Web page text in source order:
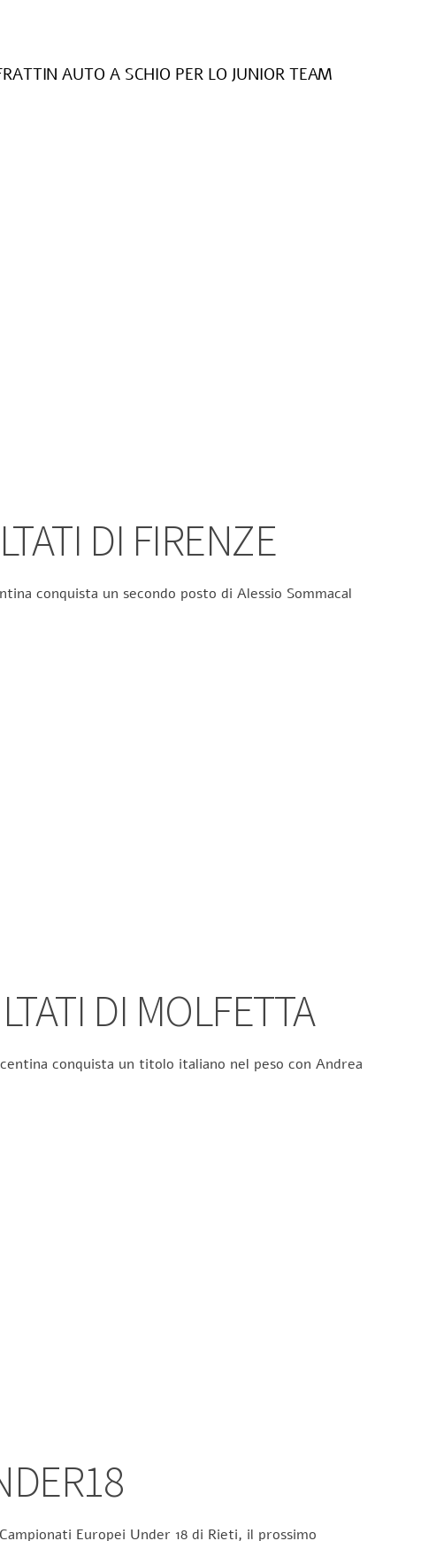
AUTO A SCHIO PER LO JUNIOR TEAM
DI FIRENZE
conquista un secondo posto di Alessio Sommacal
DI MOLFETTA
conquista un titolo italiano nel peso con Andrea
Europei Under 18 di Rieti, il prossimo